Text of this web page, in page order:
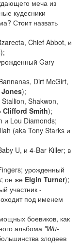
меча из
кудесники
Стоит назвать
Chief Abbot, и
);
Gary
Dirt McGirt,
);
Shakwon,
Clifford Smith);
и Lou Diamonds;
(aka Tony Starks и
U, и 4-Bar Killer; в
урожденный
он же Elgin Turner);
участник -
под именем
боевиков, как
альбома "Wu-
злодеев